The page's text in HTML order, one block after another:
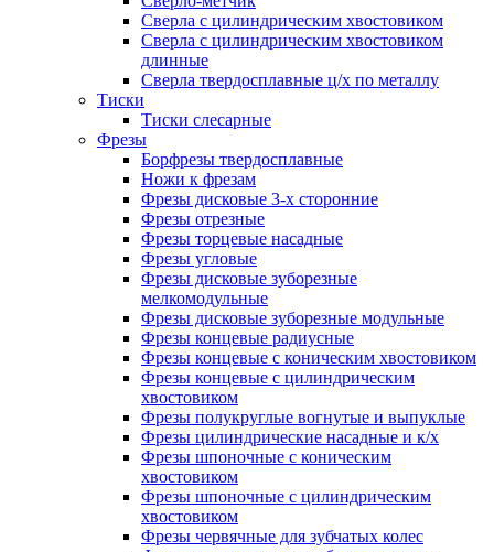
Сверла с цилиндрическим хвостовиком
Сверла с цилиндрическим хвостовиком
длинные
Сверла твердосплавные ц/х по металлу
Тиски
Тиски слесарные
Фрезы
Борфрезы твердосплавные
Ножи к фрезам
Фрезы дисковые 3-х сторонние
Фрезы отрезные
Фрезы торцевые насадные
Фрезы угловые
Фрезы дисковые зуборезные
мелкомодульные
Фрезы дисковые зуборезные модульные
Фрезы концевые радиусные
Фрезы концевые с коническим хвостовиком
Фрезы концевые с цилиндрическим
хвостовиком
Фрезы полукруглые вогнутые и выпуклые
Фрезы цилиндрические насадные и к/х
Фрезы шпоночные с коническим
хвостовиком
Фрезы шпоночные с цилиндрическим
хвостовиком
Фрезы червячные для зубчатых колес